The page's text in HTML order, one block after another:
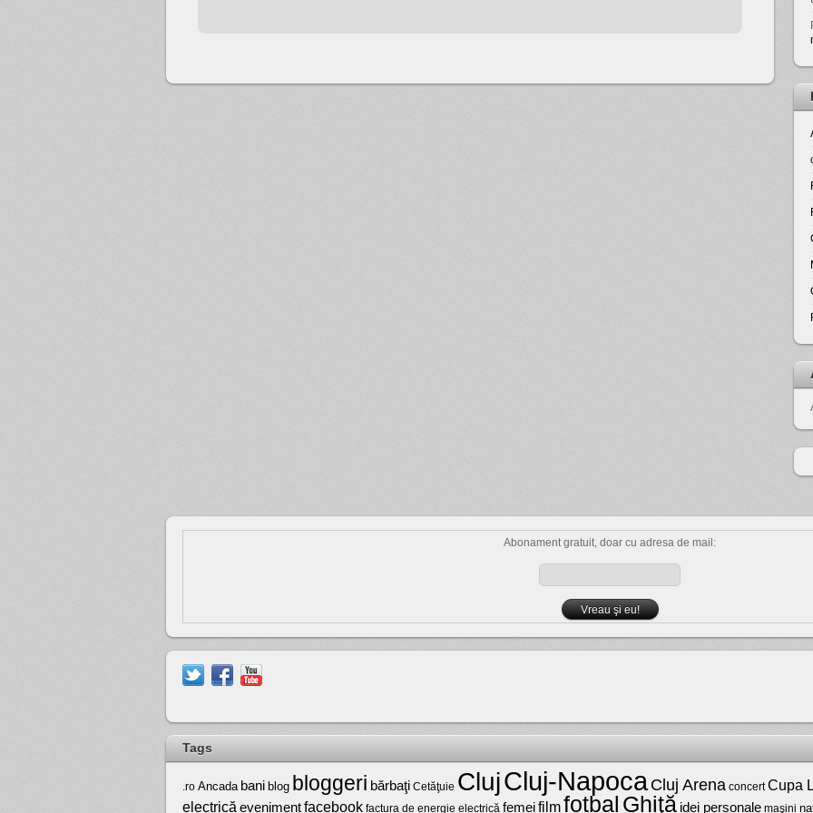
Abonament gratuit, doar cu adresa de mail:
Tags
.ro Ancada bani blog bloggeri bărbaţi Cetăţuie ClujCluj-Napoca Cluj Arena concert Cupa
electrică evenimentfacebook factura de energie electrică femeifilmfotbal Ghiţă idei personale maşini